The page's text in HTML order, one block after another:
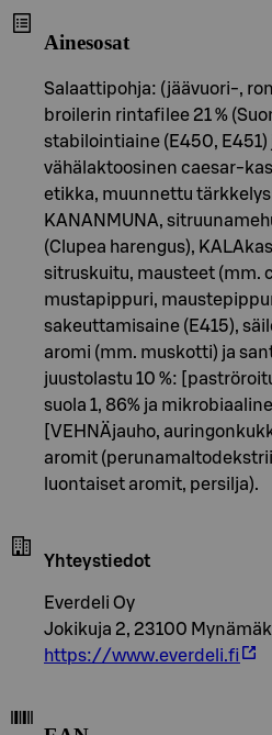
Ainesosat
Salaattipohja: (jäävuori-,
broilerin rintafilee 21 %
stabilointiaine (E450, E451)
vähälaktoosinen caesar-
etikka, muunnettu tärkkelys
KANANMUNA,
(Clupea harengus),
sitruskuitu, mausteet (mm.
mustapippuri,
sakeuttamisaine (E415),
aromi (mm. muskotti) ja
juustolastu 10 %:
suola 1, 86% ja
[VEHNÄjauho,
aromit
luontaiset aromit, persilja).
Yhteystiedot
Everdeli Oy
Jokikuja 2, 23100
https://www.everdeli.fi